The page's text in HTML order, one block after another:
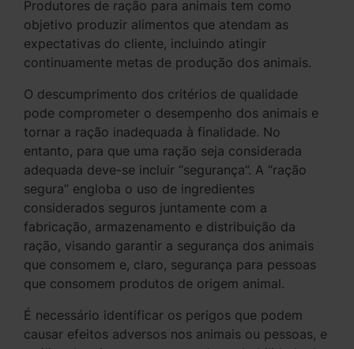
Produtores de ração para animais tem como
objetivo produzir alimentos que atendam as
expectativas do cliente, incluindo atingir
continuamente metas de produção dos animais.
O descumprimento dos critérios de qualidade
pode comprometer o desempenho dos animais e
tornar a ração inadequada à finalidade. No
entanto, para que uma ração seja considerada
adequada deve-se incluir “segurança”. A “ração
segura” engloba o uso de ingredientes
considerados seguros juntamente com a
fabricação, armazenamento e distribuição da
ração, visando garantir a segurança dos animais
que consomem e, claro, segurança para pessoas
que consomem produtos de origem animal.
É necessário identificar os perigos que podem
causar efeitos adversos nos animais ou pessoas, e